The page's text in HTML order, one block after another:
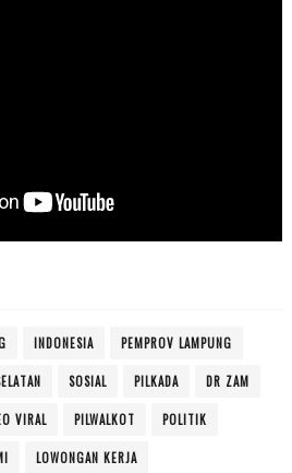
INDONESIA PEMPROV LAMPUNG
SOSIAL PILKADA DR ZAM
VIRAL PILWALKOT POLITIK
LOWONGAN KERJA